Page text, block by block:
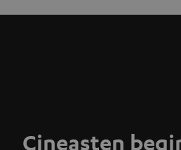
Cineasten